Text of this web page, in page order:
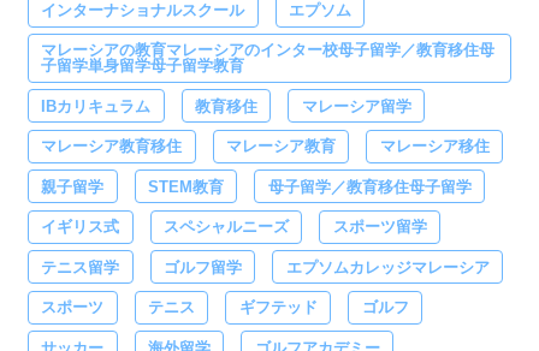
インターナショナルスクール エプソム
マレーシアの教育マレーシアのインター校母子留学／教育移住母
子留学単身留学母子留学教育
IBカリキュラム 教育移住 マレーシア留学
マレーシア教育移住 マレーシア教育 マレーシア移住
親子留学 STEM教育 母子留学／教育移住母子留学
イギリス式 スペシャルニーズ スポーツ留学
テニス留学 ゴルフ留学 エプソムカレッジマレーシア
スポーツ テニス ギフテッド ゴルフ